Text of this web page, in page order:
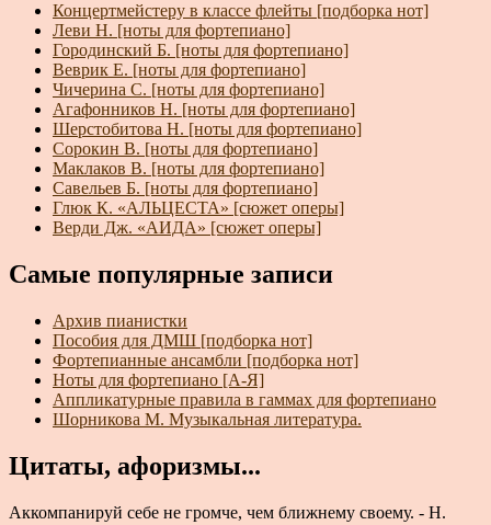
Концертмейстеру в классе флейты [подборка нот]
Леви Н. [ноты для фортепиано]
Городинский Б. [ноты для фортепиано]
Веврик Е. [ноты для фортепиано]
Чичерина С. [ноты для фортепиано]
Агафонников Н. [ноты для фортепиано]
Шерстобитова Н. [ноты для фортепиано]
Сорокин В. [ноты для фортепиано]
Маклаков В. [ноты для фортепиано]
Савельев Б. [ноты для фортепиано]
Глюк К. «АЛЬЦЕСТА» [сюжет оперы]
Верди Дж. «АИДА» [сюжет оперы]
Самые популярные записи
Архив пианистки
Пособия для ДМШ [подборка нот]
Фортепианные ансамбли [подборка нот]
Ноты для фортепиано [А-Я]
Аппликатурные правила в гаммах для фортепиано
Шорникова М. Музыкальная литература.
Цитаты, афоризмы...
Аккомпанируй себе не громче, чем ближнему своему. - Н.